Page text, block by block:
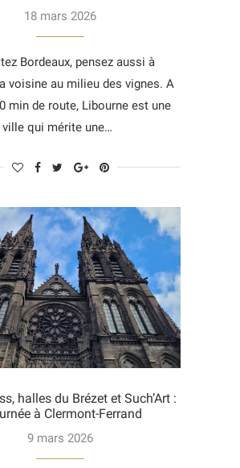
18 mars 2026
Bordeaux, pensez aussi à
voisine au milieu des vignes. A
min de route, Libourne est une
qui mérite une…
halles du Brézet et Such’Art :
à Clermont-Ferrand
9 mars 2026